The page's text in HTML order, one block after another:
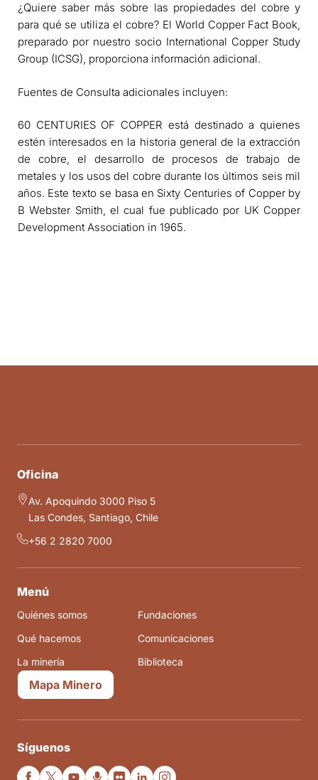
¿Quiere saber más sobre las propiedades del cobre y
para qué se utiliza el cobre? El World Copper Fact Book,
preparado por nuestro socio International Copper Study
Group (ICSG), proporciona información adicional.
Fuentes de Consulta adicionales incluyen:
60 CENTURIES OF COPPER está destinado a quienes
estén interesados ​​en la historia general de la extracción
de cobre, el desarrollo de procesos de trabajo de
metales y los usos del cobre durante los últimos seis mil
años. Este texto se basa en Sixty Centuries of Copper by
B Webster Smith, el cual fue publicado por UK Copper
Development Association in 1965.
Oficina
Av. Apoquindo 3000 Piso 5
Las Condes, Santiago, Chile
+56 2 2820 7000
Menú
Quiénes somos
Qué hacemos
La minería
Fundaciones
Comunicaciones
Biblioteca
Mapa Minero
Síguenos